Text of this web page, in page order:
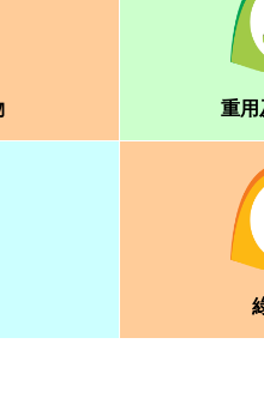
重用